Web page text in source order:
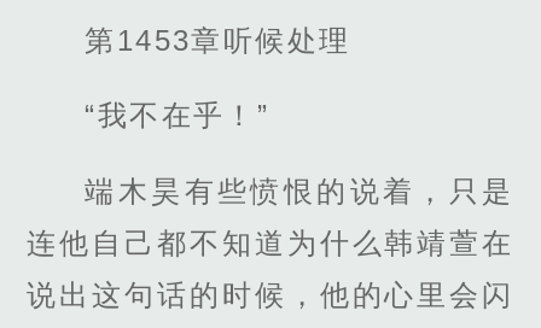
第1453章听候处理
“我不在乎！”
端木昊有些愤恨的说着，只是
连他自己都不知道为什么韩靖萱在
说出这句话的时候，他的心里会闪